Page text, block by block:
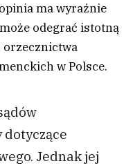
ma wyraźnie
odegrać istotną
orzecznictwa
w Polsce.
Jednak jej